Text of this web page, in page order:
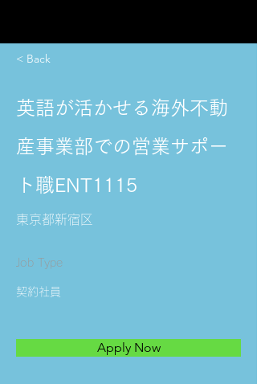
< Back
英語が活かせる海外不動
産事業部での営業サポー
ト職ENT1115
東京都新宿区
Job Type
契約社員
Apply Now